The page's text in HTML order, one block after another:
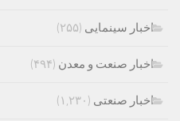
اخبار سینمایی (۲۵۵)
اخبار صنعت و معدن (۴۹۴)
اخبار صنعتی (۱,۲۳۰)